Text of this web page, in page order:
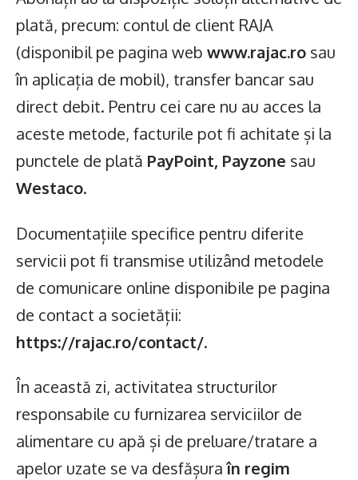
plată, precum: contul de client RAJA
(disponibil pe pagina web www.rajac.ro sau
în aplicația de mobil), transfer bancar sau
direct debit. Pentru cei care nu au acces la
aceste metode, facturile pot fi achitate și la
punctele de plată PayPoint, Payzone sau
Westaco.
Documentațiile specifice pentru diferite
servicii pot fi transmise utilizând metodele
de comunicare online disponibile pe pagina
de contact a societății:
https://rajac.ro/contact/.
În această zi, activitatea structurilor
responsabile cu furnizarea serviciilor de
alimentare cu apă și de preluare/tratare a
apelor uzate se va desfășuraîn regim